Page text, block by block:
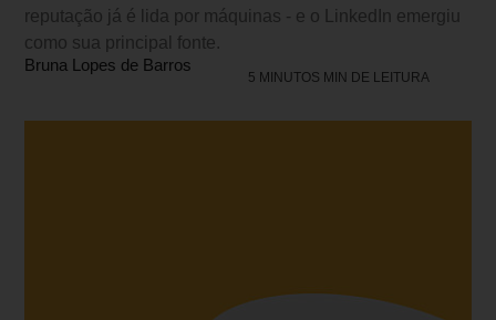
reputação já é lida por máquinas - e o LinkedIn emergiu
como sua principal fonte.
Bruna Lopes de Barros
5 MINUTOS MIN DE LEITURA